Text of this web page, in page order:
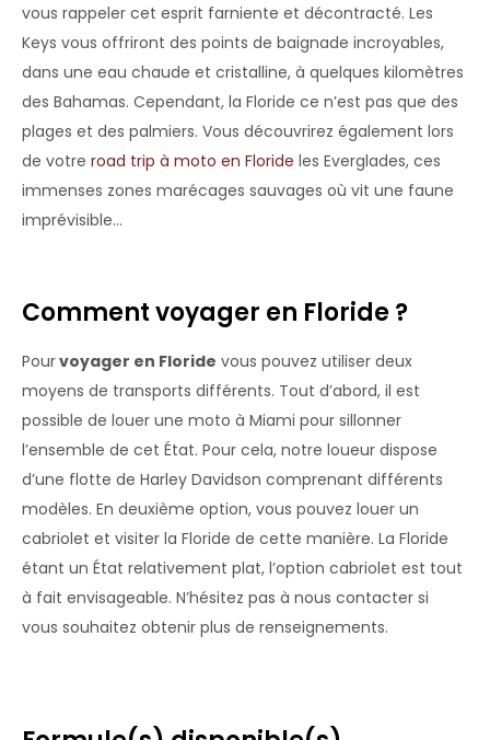
vous rappeler cet esprit farniente et décontracté. Les
Keys vous offriront des points de baignade incroyables,
dans une eau chaude et cristalline, à quelques kilomètres
des Bahamas. Cependant, la Floride ce n’est pas que des
plages et des palmiers. Vous découvrirez également lors
de votre road trip à moto en Floride les Everglades, ces
immenses zones marécages sauvages où vit une faune
imprévisible…
Comment voyager en Floride ?
Pourvoyager en Floride vous pouvez utiliser deux
moyens de transports différents. Tout d’abord, il est
possible de louer une moto à Miami pour sillonner
l’ensemble de cet État. Pour cela, notre loueur dispose
d’une flotte de Harley Davidson comprenant différents
modèles. En deuxième option, vous pouvez louer un
cabriolet et visiter la Floride de cette manière. La Floride
étant un État relativement plat, l’option cabriolet est tout
à fait envisageable. N’hésitez pas à nous contacter si
vous souhaitez obtenir plus de renseignements.